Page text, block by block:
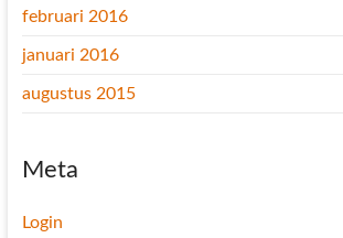
februari 2016
januari 2016
augustus 2015
Meta
Login